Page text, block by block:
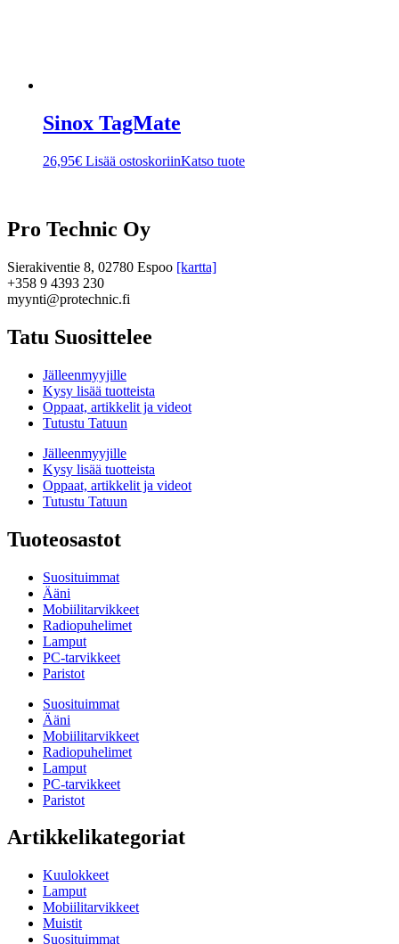
Sinox TagMate
26,95€ Lisää ostoskoriinKatso tuote
Pro Technic Oy
Sierakiventie 8, 02780 Espoo [kartta]
+358 9 4393 230
myynti@protechnic.fi
Tatu Suosittelee
Jälleenmyyjille
Kysy lisää tuotteista
Oppaat, artikkelit ja videot
Tutustu Tatuun
Jälleenmyyjille
Kysy lisää tuotteista
Oppaat, artikkelit ja videot
Tutustu Tatuun
Tuoteosastot
Suosituimmat
Ääni
Mobiilitarvikkeet
Radiopuhelimet
Lamput
PC-tarvikkeet
Paristot
Suosituimmat
Ääni
Mobiilitarvikkeet
Radiopuhelimet
Lamput
PC-tarvikkeet
Paristot
Artikkelikategoriat
Kuulokkeet
Lamput
Mobiilitarvikkeet
Muistit
Suosituimmat